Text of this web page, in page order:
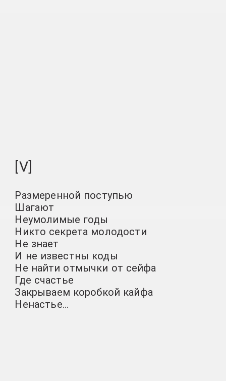
[V]
Размеренной поступью
Шагают
Неумолимые годы
Никто секрета молодости
Не знает
И не известны коды
Не найти отмычки от сейфа
Где счастье
Закрываем коробкой кайфа
Ненастье…